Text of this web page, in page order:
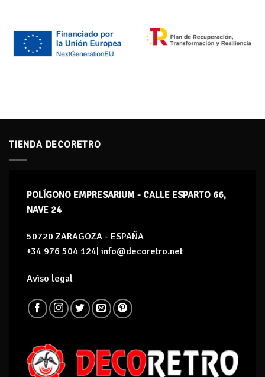
TIENDA DECORETRO
POLÍGONO EMPRESARIUM - CALLE ESPARTO 66,
NAVE 24
50720 ZARAGOZA - ESPAÑA
+34 976 504 124| info@decoretro.net
Aviso legal